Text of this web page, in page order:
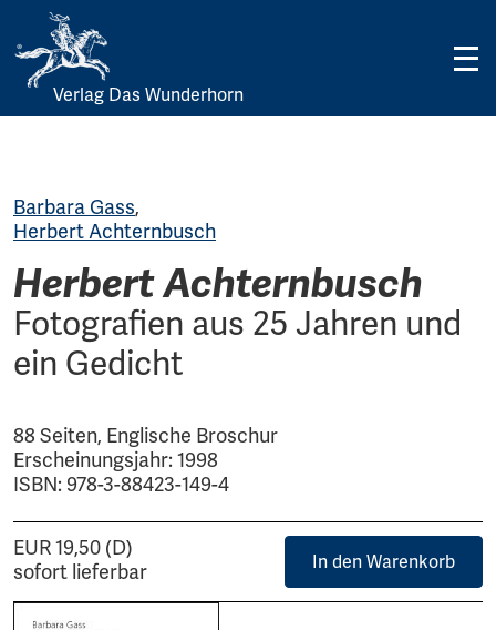
Skip
Verlag Das Wunderhorn
Barbara Gass,
Herbert Achternbusch
Herbert Achternbusch
Fotografien aus 25 Jahren und
ein Gedicht
88 Seiten, Englische Broschur
Erscheinungsjahr: 1998
ISBN: 978-3-88423-149-4
EUR 19,50 (D)
sofort lieferbar
In den Warenkorb